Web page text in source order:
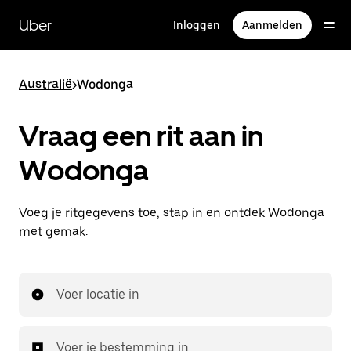
naar
hoofdinhoud
Uber Inloggen Aanmelden
Australië>Wodonga
Vraag een rit aan in
Wodonga
Voeg je ritgegevens toe, stap in en ontdek Wodonga
met gemak.
Voer locatie in
Voer je bestemming in